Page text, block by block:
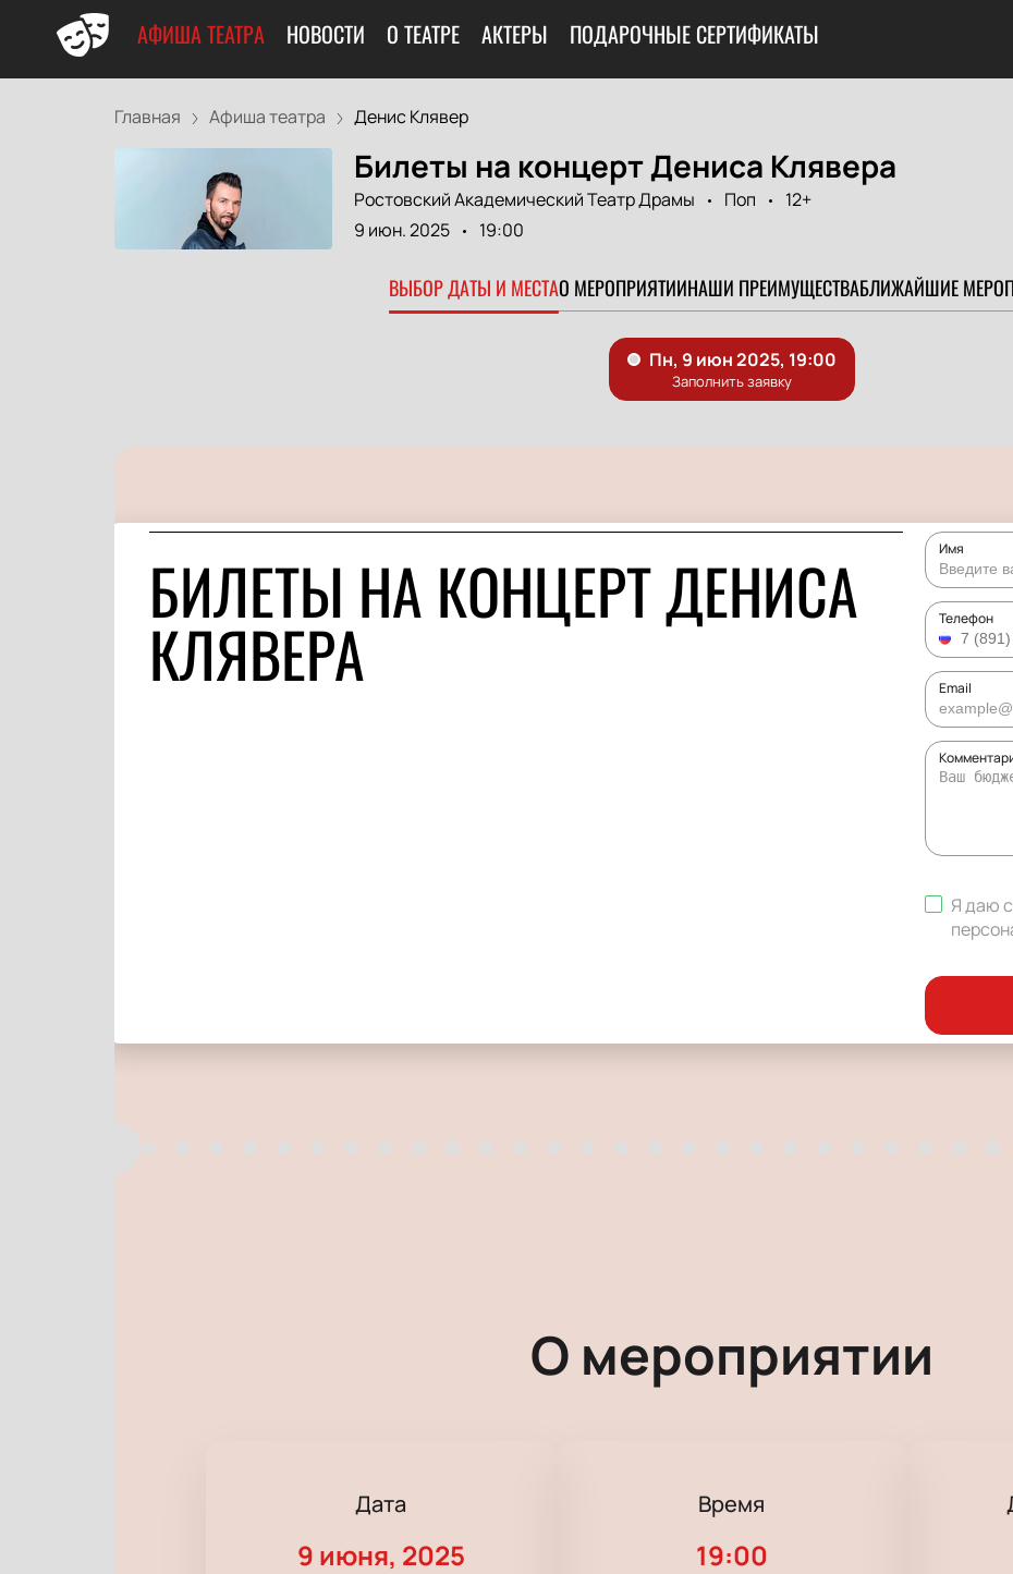
АФИША ТЕАТРА НОВОСТИ О ТЕАТРЕ АКТЕРЫ ПОДАРОЧНЫЕ СЕРТИФИКАТЫ
Главная Афиша театра Денис Клявер
Билеты на концерт Дениса Клявера
Ростовский Академический Театр Драмы Поп
12+
9 июн. 2025
19:00
ВЫБОР ДАТЫ И МЕСТАО МЕРОПРИЯТИИНАШИ ПРЕИМУЩЕСТВАБЛИЖАЙШИЕ
БИЛЕТЫ НА КОНЦЕРТ ДЕНИСА
КЛЯВЕРА
Имя
Телефон
Email
Я даю
О мероприятии
Дата
9 июня, 2025
Время
19:00